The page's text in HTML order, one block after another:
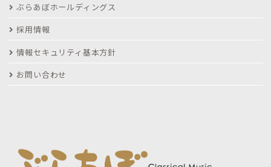
ぶらあぼホールディングス
採用情報
情報セキュリティ基本方針
お問い合わせ